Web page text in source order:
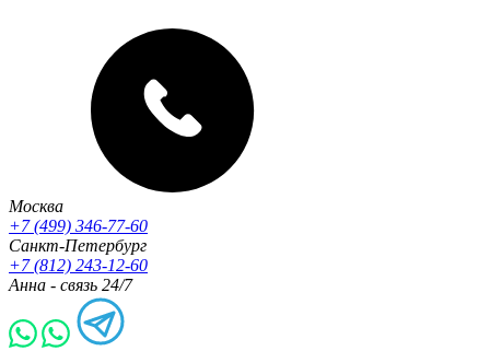
Москва
+7 (499) 346-77-60
Санкт-Петербург
+7 (812) 243-12-60
Анна - связь 24/7